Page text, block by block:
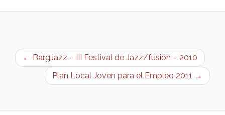
← BargJazz – III Festival de Jazz/fusión – 2010
Plan Local Joven para el Empleo 2011 →